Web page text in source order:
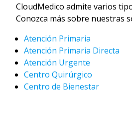
CloudMedico admite varios
Conozca más sobre nuestras
Atención Primaria
Atención Primaria Directa
Atención Urgente
Centro Quirúrgico
Centro de Bienestar